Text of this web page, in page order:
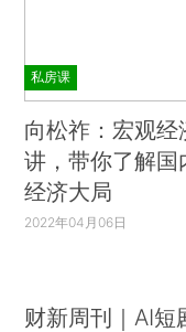
私房课
向松祚：宏观经
讲，带你了解国
经济大局
2022年04月06日
财新周刊｜AI短